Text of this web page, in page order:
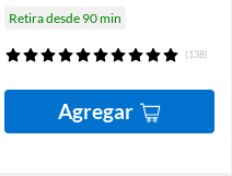
Retira desde 90 min
(138)
Agregar